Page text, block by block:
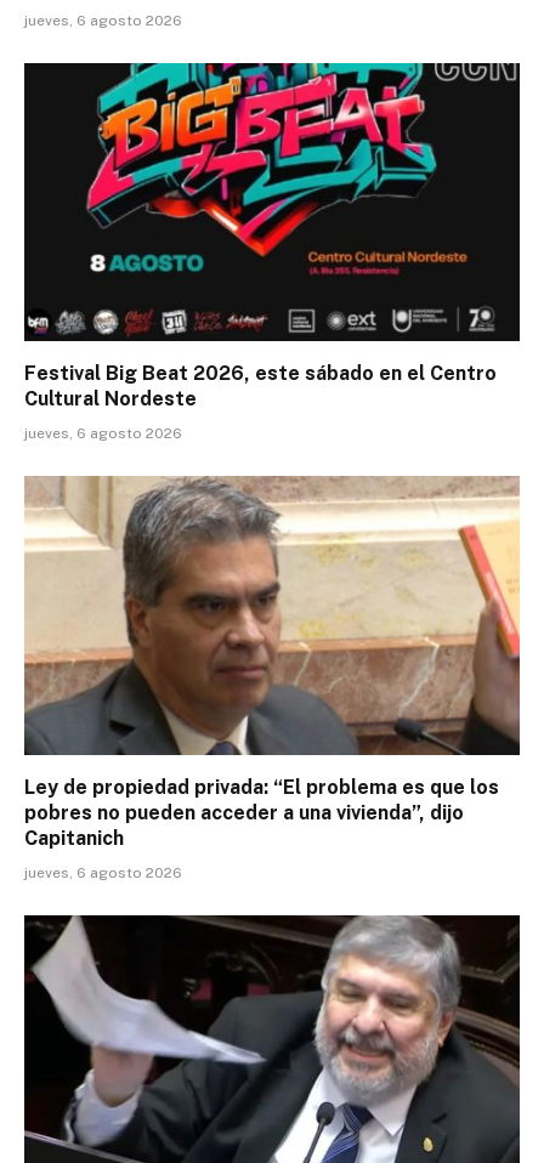
jueves, 6 agosto 2026
Festival Big Beat 2026, este sábado en el Centro
Cultural Nordeste
jueves, 6 agosto 2026
Ley de propiedad privada: “El problema es que los
pobres no pueden acceder a una vivienda”, dijo
Capitanich
jueves, 6 agosto 2026